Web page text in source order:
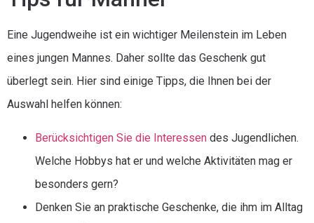
Eine Jugendweihe ist ein wichtiger Meilenstein im Leben
eines jungen Mannes. Daher sollte das Geschenk gut
überlegt sein. Hier sind einige Tipps, die Ihnen bei der
Auswahl helfen können:
Berücksichtigen Sie die Interessen des Jugendlichen.
Welche Hobbys hat er und welche Aktivitäten mag er
besonders gern?
Denken Sie an praktische Geschenke, die ihm im Alltag